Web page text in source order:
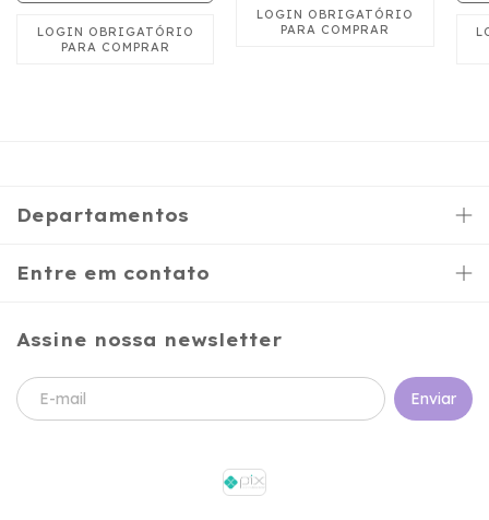
Departamentos
Entre em contato
Assine nossa newsletter